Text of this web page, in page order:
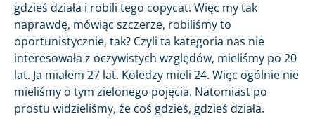
gdzieś działa i robili tego copycat. Więc my tak
naprawdę, mówiąc szczerze, robiliśmy to
oportunistycznie, tak? Czyli ta kategoria nas nie
interesowała z oczywistych względów, mieliśmy po 20
lat. Ja miałem 27 lat. Koledzy mieli 24. Więc ogólnie nie
mieliśmy o tym zielonego pojęcia. Natomiast po
prostu widzieliśmy, że coś gdzieś, gdzieś działa.